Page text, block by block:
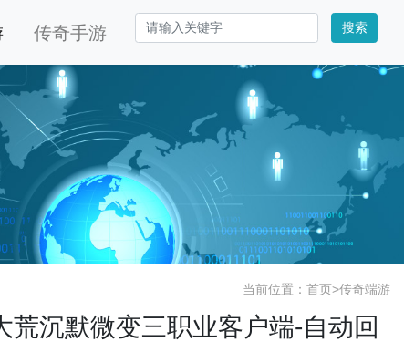
传奇手游 搜索
当前位置： 首页>传奇端游
荒沉默微变三职业客户端-自动回